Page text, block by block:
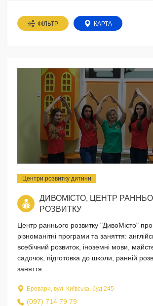
ФІЛЬТР КАРТА
Центри розвитку дитини
ДИВОМІСТО, ЦЕНТР
РОЗВИТКУ
Центр раннього розвитку "ДивоМісто"
різноманітні програми та заняття:
всебічний розвиток, іноземні мови,
садочок, підготовка до школи, ранній
заняття.
Бровари, вул. Київська, буд.245
(097) 714 79 79